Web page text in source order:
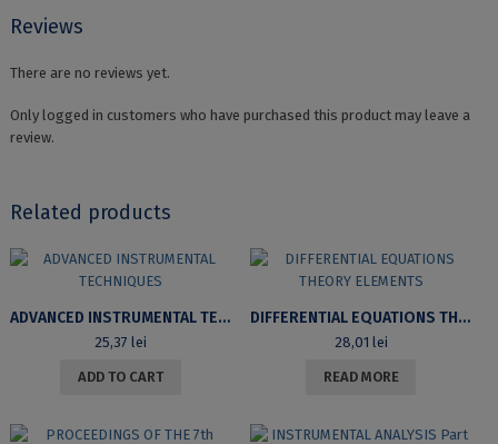
Reviews
There are no reviews yet.
Only logged in customers who have purchased this product may leave a
review.
Related products
ADVANCED INSTRUMENTAL TECHNIQUES
25,37 lei
ADD TO CART
DIFFERENTIAL EQUATIONS THEORY ELEMENTS
28,01 lei
READ MORE